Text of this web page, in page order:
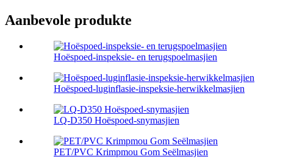
Aanbevole produkte
Hoëspoed-inspeksie- en terugspoelmasjien
Hoëspoed-luginflasie-inspeksie-herwikkelmasjien
LQ-D350 Hoëspoed-snymasjien
PET/PVC Krimpmou Gom Seëlmasjien